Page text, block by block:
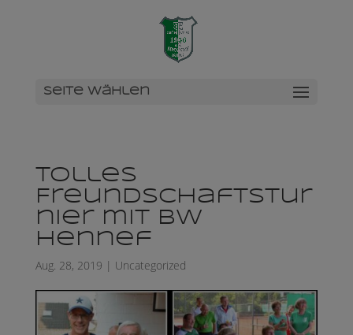
Seite wählen
Tolles
Freundschaftstur
nier mit BW
Hennef
Aug. 28, 2019 | Uncategorized